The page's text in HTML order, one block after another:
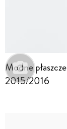
Modne
2015/2016